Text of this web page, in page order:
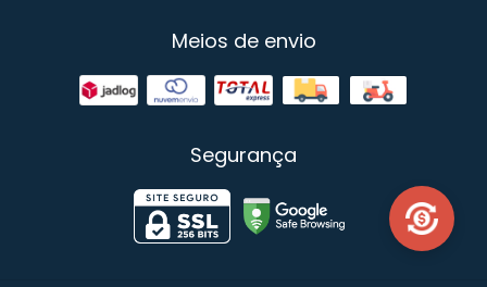
Meios de envio
Segurança